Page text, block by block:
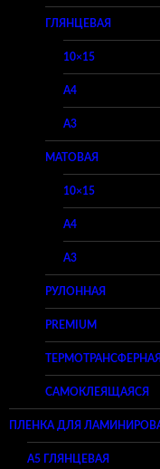
ГЛЯНЦЕВАЯ
10×15
A4
A3
МАТОВАЯ
10×15
A4
A3
РУЛОННАЯ
PREMIUM
ТЕРМОТРАНСФЕРНАЯ
САМОКЛЕЯЩАЯСЯ
ПЛЕНКА ДЛЯ
A5 ГЛЯНЦЕВАЯ